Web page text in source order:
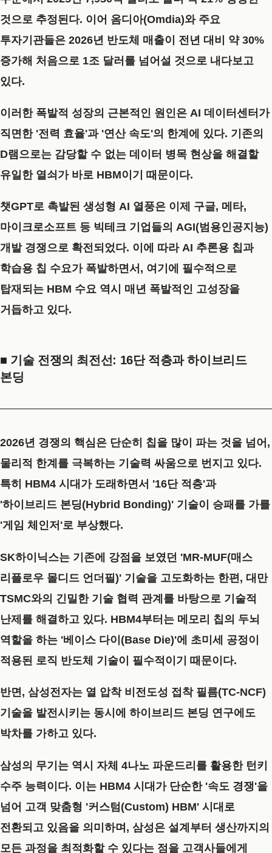
것으로 추정된다. 이어 옴디아(Omdia)와 주요
투자기관들은 2026년 반도체 매출이 전년 대비 약 30%
증가해 처음으로 1조 달러를 넘어설 것으로 내다보고
있다.
이러한 폭발적 성장의 근본적인 원인은 AI 데이터센터가
직면한 '전력 효율'과 '연산 속도'의 한계에 있다. 기존의
D램으로는 감당할 수 없는 데이터 병목 현상을 해결할
유일한 열쇠가 바로 HBM이기 때문이다.
챗GPT로 촉발된 생성형 AI 열풍은 이제 구글, 메타,
마이크로소프트 등 빅테크 기업들의 AGI(범용인공지능)
개발 경쟁으로 확전되었다. 이에 따라 AI 추론용 칩과
학습용 칩 수요가 폭발하면서, 여기에 필수적으로
탑재되는 HBM 수요 역시 매년 폭발적인 고성장을
거듭하고 있다.
■ 기술 전쟁의 최전선: 16단 적층과 하이브리드
본딩
2026년 경쟁의 핵심은 단순히 칩을 많이 파는 것을 넘어,
물리적 한계를 극복하는 기술력 싸움으로 번지고 있다.
특히 HBM4 시대가 도래하면서 '16단 적층'과
'하이브리드 본딩(Hybrid Bonding)' 기술이 승패를 가를
'게임 체인저'로 부상했다.
SK하이닉스는 기존에 강점을 보였던 'MR-MUF(매스
리플로우 몰디드 언더필)' 기술을 고도화하는 한편, 대만
TSMC와의 긴밀한 기술 협력 관계를 바탕으로 기술적
난제를 해결하고 있다. HBM4부터는 메모리 칩의 두뇌
역할을 하는 '베이스 다이(Base Die)'에 초미세 공정이
적용된 로직 반도체 기술이 필수적이기 때문이다.
반면, 삼성전자는 열 압착 비전도성 접착 필름(TC-NCF)
기술을 발전시키는 동시에 하이브리드 본딩 연구에도
박차를 가하고 있다.
삼성의 무기는 역시 자체 4나노 파운드리를 활용한 턴키
수주 능력이다. 이는 HBM4 시대가 단순한 '속도 경쟁'을
넘어 고객 맞춤형 '커스텀(Custom) HBM' 시대로
전환되고 있음을 의미하며, 삼성은 설계부터 생산까지의
모든 과정을 최적화할 수 있다는 점을 고객사들에게